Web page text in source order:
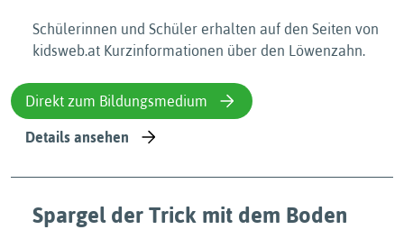
Schülerinnen und Schüler erhalten auf den Seiten von
kidsweb.at Kurzinformationen über den Löwenzahn.
Direkt zum Bildungsmedium
Details ansehen
Spargel der Trick mit dem Boden